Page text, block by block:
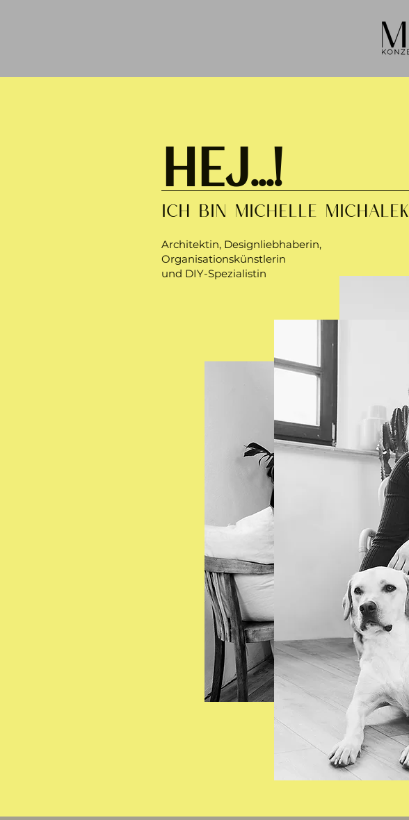
HEJ…..!
ICH BIN MICHELLE MICHALEK
Architektin, Designliebhaberin,
Organisationskünstlerin
und DIY-Spezialistin